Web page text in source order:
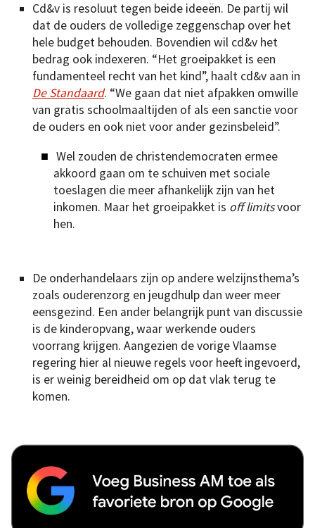
Cd&v is resoluut tegen beide ideeën. De partij wil
dat de ouders de volledige zeggenschap over het
hele budget behouden. Bovendien wil cd&v het
bedrag ook indexeren. “Het groeipakket is een
fundamenteel recht van het kind”, haalt cd&v aan in
De Standaard. “We gaan dat niet afpakken omwille
van gratis schoolmaaltijden of als een sanctie voor
de ouders en ook niet voor ander gezinsbeleid”.
Wel zouden de christendemocraten ermee
akkoord gaan om te schuiven met sociale
toeslagen die meer afhankelijk zijn van het
inkomen. Maar het groeipakket is off limitsvoor
hen.
De onderhandelaars zijn op andere welzijnsthema’s
zoals ouderenzorg en jeugdhulp dan weer meer
eensgezind. Een ander belangrijk punt van discussie
is de kinderopvang, waar werkende ouders
voorrang krijgen. Aangezien de vorige Vlaamse
regering hier al nieuwe regels voor heeft ingevoerd,
is er weinig bereidheid om op dat vlak terug te
komen.